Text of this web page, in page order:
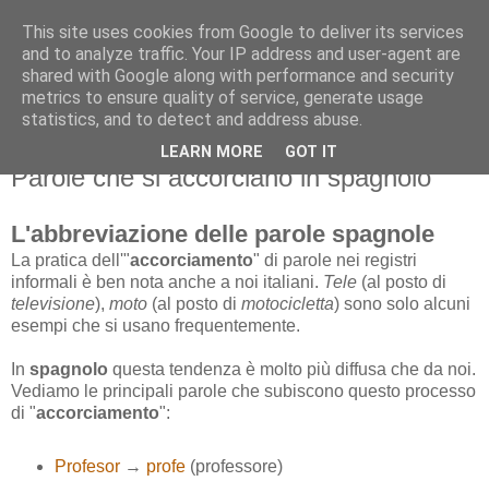
sabato 8 giugno 2013
Parole che si accorciano in spagnolo
L'abbreviazione delle parole spagnole
La pratica dell'"accorciamento" di parole nei registri
informali è ben nota anche a noi italiani. Tele (al posto di
televisione), moto (al posto di motocicletta) sono solo alcuni
esempi che si usano frequentemente.
In spagnolo questa tendenza è molto più diffusa che da noi.
Vediamo le principali parole che subiscono questo processo
di "accorciamento":
Profesor → profe (professore)
This site uses cookies from Google to deliver its services
and to analyze traffic. Your IP address and user-agent are
shared with Google along with performance and security
metrics to ensure quality of service, generate usage
statistics, and to detect and address abuse.
LEARN MORE GOT IT